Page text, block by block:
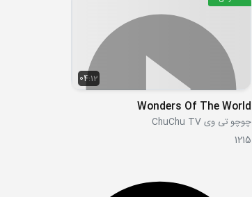
04:12
Wonders Of The World
چوچو تی وی ChuChu TV
1215